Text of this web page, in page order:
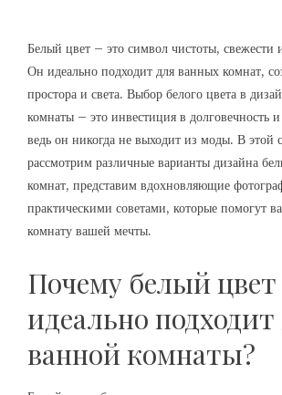
Белый цвет – это символ чистоты, свежести
Он идеально подходит для ванных комнат,
простора и света. Выбор белого цвета в
комнаты – это инвестиция в долговечность и
ведь он никогда не выходит из моды. В этой
рассмотрим различные варианты дизайна
комнат, представим вдохновляющие
практическими советами, которые помогут
комнату вашей мечты.
Почему белый цвет
идеально
ванной комнаты?